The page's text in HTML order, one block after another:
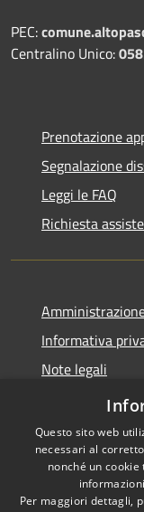
PEC:
Centralino Unico:
Prenotazione
Segnalazione
Leggi le FAQ
Richiesta
Informativa
Note legali
Dichiarazione
Questo sito web
necessari al
nonché un
Per maggiori dettagli,